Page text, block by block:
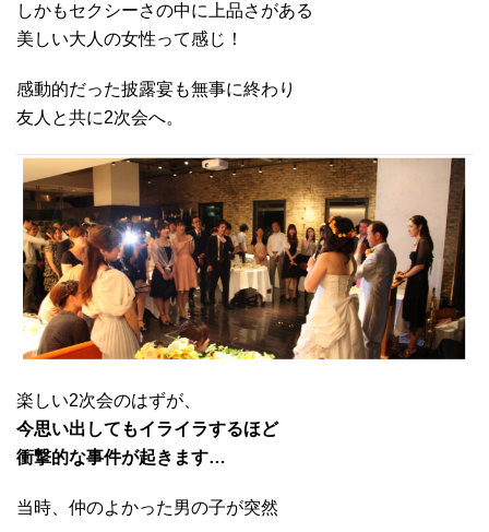
しかもセクシーさの中に上品さがある
美しい大人の女性って感じ！
感動的だった披露宴も無事に終わり
友人と共に2次会へ。
楽しい2次会のはずが、
今思い出してもイライラするほど
衝撃的な事件が起きます…
当時、仲のよかった男の子が突然